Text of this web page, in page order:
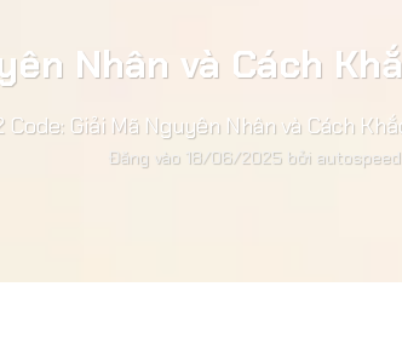
Nhân và Cách
Code: Giải Mã Nguyên Nhân và Cách
Đăng vào 18/06/2025 bởi